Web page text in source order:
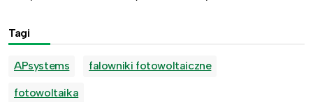
Tagi
APsystems falowniki fotowoltaiczne
fotowoltaika